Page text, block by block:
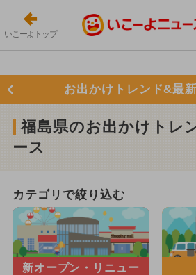
いこーよトップ
お出かけトレンド&最
福島県のお出かけトレ
ース
カテゴリで絞り込む
新オープン・ リニュー